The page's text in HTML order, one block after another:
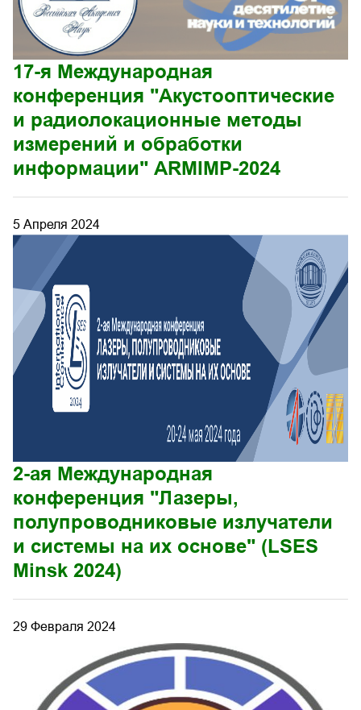
17-я Международная
конференция "Акустооптические
и радиолокационные методы
измерений и обработки
информации" ARMIMP-2024
5 Апреля 2024
2-ая Международная
конференция "Лазеры,
полупроводниковые излучатели
и системы на их основе" (LSES
Minsk 2024)
29 Февраля 2024